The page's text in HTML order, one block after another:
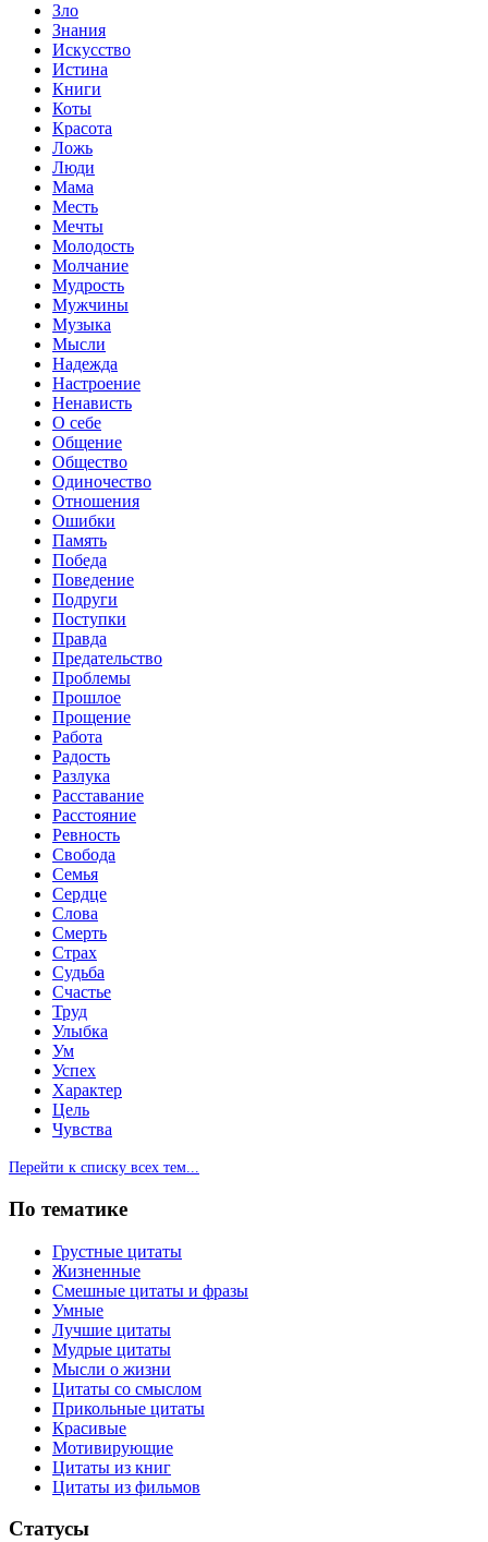
Зло
Знания
Искусство
Истина
Книги
Коты
Красота
Ложь
Люди
Мама
Месть
Мечты
Молодость
Молчание
Мудрость
Мужчины
Музыка
Мысли
Надежда
Настроение
Ненависть
О себе
Общение
Общество
Одиночество
Отношения
Ошибки
Память
Победа
Поведение
Подруги
Поступки
Правда
Предательство
Проблемы
Прошлое
Прощение
Работа
Радость
Разлука
Расставание
Расстояние
Ревность
Свобода
Семья
Сердце
Слова
Смерть
Страх
Судьба
Счастье
Труд
Улыбка
Ум
Успех
Характер
Цель
Чувства
Перейти к списку всех тем...
По тематике
Грустные цитаты
Жизненные
Смешные цитаты и фразы
Умные
Лучшие цитаты
Мудрые цитаты
Мысли о жизни
Цитаты со смыслом
Прикольные цитаты
Красивые
Мотивирующие
Цитаты из книг
Цитаты из фильмов
Статусы